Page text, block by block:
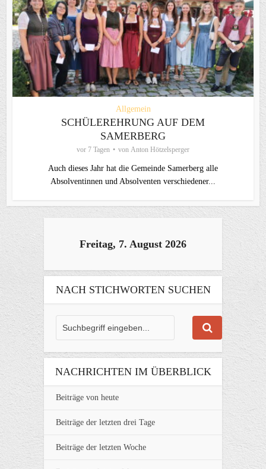
Allgemein
SCHÜLEREHRUNG AUF DEM
SAMERBERG
vor 7 Tagen von Anton Hötzelsperger
Auch dieses Jahr hat die Gemeinde Samerberg alle
Absolventinnen und Absolventen verschiedener...
Freitag, 7. August 2026
NACH STICHWORTEN SUCHEN
NACHRICHTEN IM ÜBERBLICK
Beiträge von heute
Beiträge der letzten drei Tage
Beiträge der letzten Woche